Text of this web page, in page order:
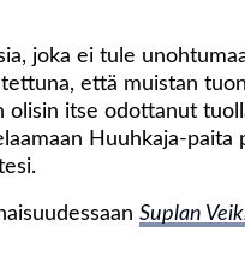
joka ei tule
että muistan
olisin itse odottanut
Huuhkaja-paita
Suplan